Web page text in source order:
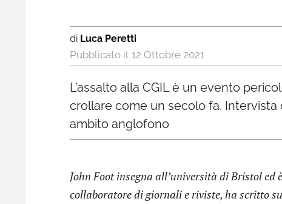
di Luca Peretti
12 Ottobre 2021
L’assalto alla CGIL è un evento
crollare come un secolo fa. Intervista
ambito anglofono
John Foot insegna all’università di Bristol
collaboratore di giornali e riviste, ha scritto